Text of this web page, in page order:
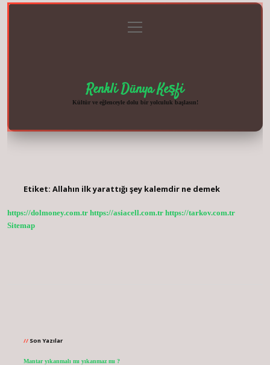
menüyü
aç
Renkli Dünya Keşfi
Kültür ve eğlenceyle dolu bir yolculuk başlasın!
Etiket: Allahın ilk yarattığı şey kalemdir ne demek
https://dolmoney.com.tr https://asiacell.com.tr https://tarkov.com.tr
Sitemap
Son Yazılar
Mantar yıkanmalı mı yıkanmaz mı ?